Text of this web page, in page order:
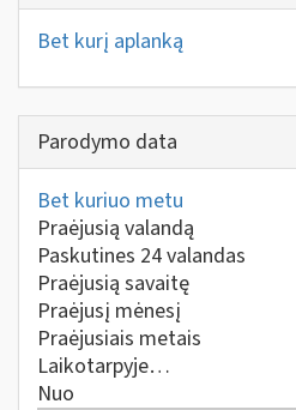
Bet kurį aplanką
Parodymo data
Bet kuriuo metu
Praėjusią valandą
Paskutines 24 valandas
Praėjusią savaitę
Praėjusį mėnesį
Praėjusiais metais
Laikotarpyje…
Nuo